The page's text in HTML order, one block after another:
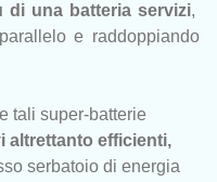
di una batteria servizi,
e raddoppiando
tali super-batterie
altrettanto efficienti,
serbatoio di energia